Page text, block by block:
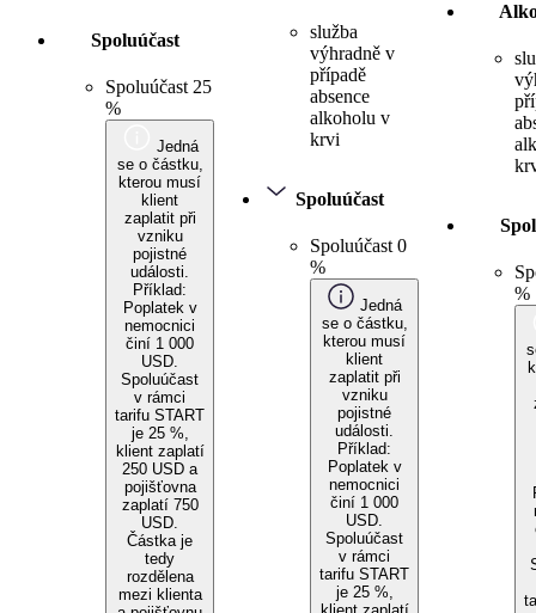
Spoluúčast
Spoluúčast 25
%
Jedná
se o částku,
kterou musí
klient
zaplatit při
vzniku
pojistné
události.
Příklad:
Poplatek v
nemocnici
činí 1 000
USD.
Spoluúčast
v rámci
tarifu START
je 25 %,
klient zaplatí
250 USD a
pojišťovna
zaplatí 750
USD.
Částka je
tedy
rozdělena
mezi klienta
služba
výhradně v
případě
absence
alkoholu v
krvi
Spoluúčast
Spoluúčast 0
%
Jedná
se o částku,
kterou musí
klient
zaplatit při
vzniku
pojistné
události.
Příklad:
Poplatek v
nemocnici
činí 1 000
USD.
Spoluúčast
v rámci
tarifu START
je 25 %,
%